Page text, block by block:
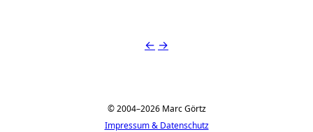
← →
© 2004–2026 Marc Görtz
Impressum & Datenschutz